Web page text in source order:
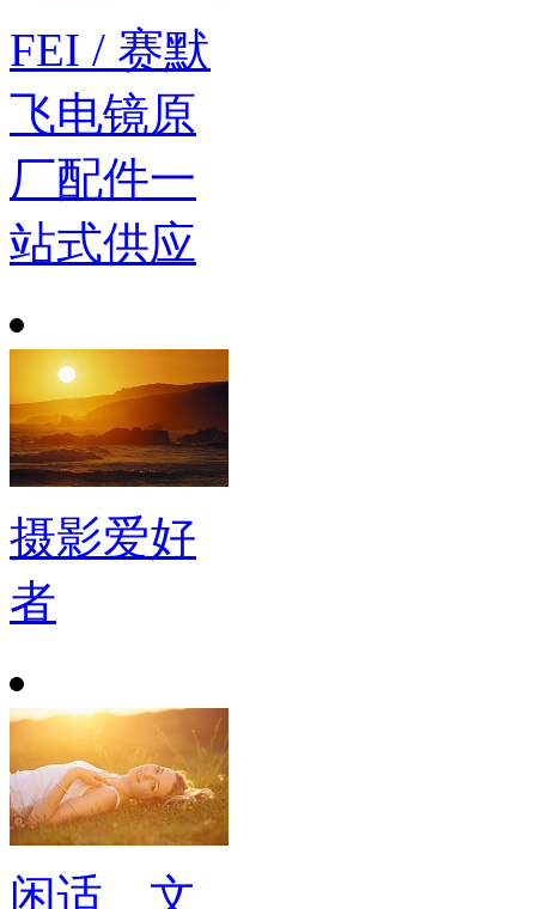
FEI / 赛默
飞电镜原
厂配件一
站式供应
摄影爱好
者
闲适、文